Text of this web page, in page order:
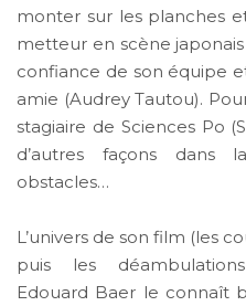
monter sur les planches
metteur en scène
confiance de son équipe
amie (Audrey Tautou).
stagiaire de Sciences Po
d’autres façons dans
obstacles…
L’univers de son film (les
puis les
Edouard Baer le connaît